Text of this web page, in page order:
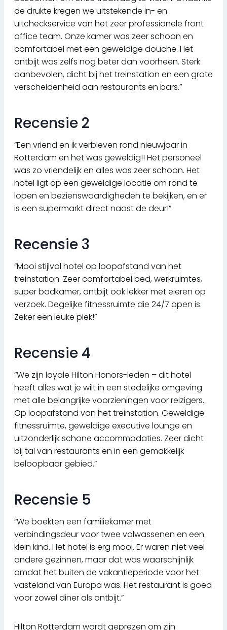
de drukte kregen we uitstekende in- en
uitcheckservice van het zeer professionele front
office team. Onze kamer was zeer schoon en
comfortabel met een geweldige douche. Het
ontbijt was zelfs nog beter dan voorheen. Sterk
aanbevolen, dicht bij het treinstation en een grote
verscheidenheid aan restaurants en bars.”
Recensie 2
“Een vriend en ik verbleven rond nieuwjaar in
Rotterdam en het was geweldig!! Het personeel
was zo vriendelijk en alles was zeer schoon. Het
hotel ligt op een geweldige locatie om rond te
lopen en bezienswaardigheden te bekijken, en er
is een supermarkt direct naast de deur!”
Recensie 3
“Mooi stijlvol hotel op loopafstand van het
treinstation. Zeer comfortabel bed, werkruimtes,
super badkamer, ontbijt ook lekker met eieren op
verzoek. Degelijke fitnessruimte die 24/7 open is.
Zeker een leuke plek!”
Recensie 4
“We zijn loyale Hilton Honors-leden – dit hotel
heeft alles wat je wilt in een stedelijke omgeving
met alle belangrijke voorzieningen voor reizigers.
Op loopafstand van het treinstation. Geweldige
fitnessruimte, geweldige executive lounge en
uitzonderlijk schone accommodaties. Zeer dicht
bij tal van restaurants en in een gemakkelijk
beloopbaar gebied.”
Recensie 5
“We boekten een familiekamer met
verbindingsdeur voor twee volwassenen en een
klein kind. Het hotel is erg mooi. Er waren niet veel
andere gezinnen, maar dat was waarschijnlijk
omdat het buiten de vakantieperiode voor het
vasteland van Europa was. Het restaurant is goed
voor zowel diner als ontbijt.”
Hilton Rotterdam wordt geprezen om zijn